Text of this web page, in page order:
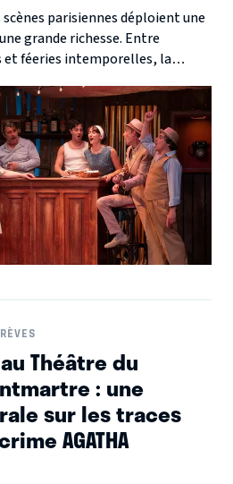
parisiennes déploient une
grande richesse. Entre
et féeries intemporelles, la
soir réserve une nouvelle
Théâtre du
: une
sur les traces
AGATHA